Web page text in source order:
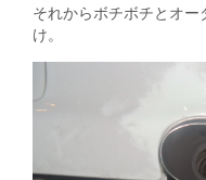
それからボチボチとオ
け。